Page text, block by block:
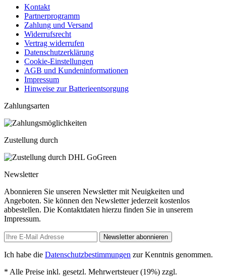
Kontakt
Partnerprogramm
Zahlung und Versand
Widerrufsrecht
Vertrag widerrufen
Datenschutzerklärung
Cookie-Einstellungen
AGB und Kundeninformationen
Impressum
Hinweise zur Batterieentsorgung
Zahlungsarten
Zustellung durch
Newsletter
Abonnieren Sie unseren Newsletter mit Neuigkeiten und
Angeboten. Sie können den Newsletter jederzeit kostenlos
abbestellen. Die Kontaktdaten hierzu finden Sie in unserem
Impressum.
Newsletter abonnieren
Ich habe die Datenschutzbestimmungen zur Kenntnis genommen.
* Alle Preise inkl. gesetzl. Mehrwertsteuer (19%) zzgl.